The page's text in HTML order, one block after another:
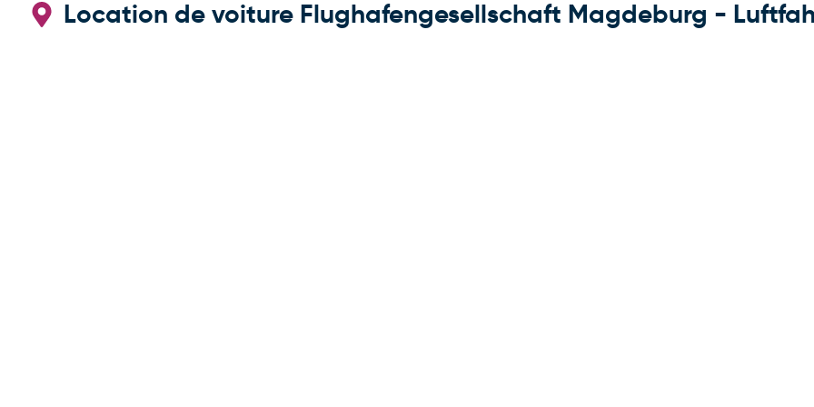
Location de voiture Flughafengesellschaft Magdeburg -